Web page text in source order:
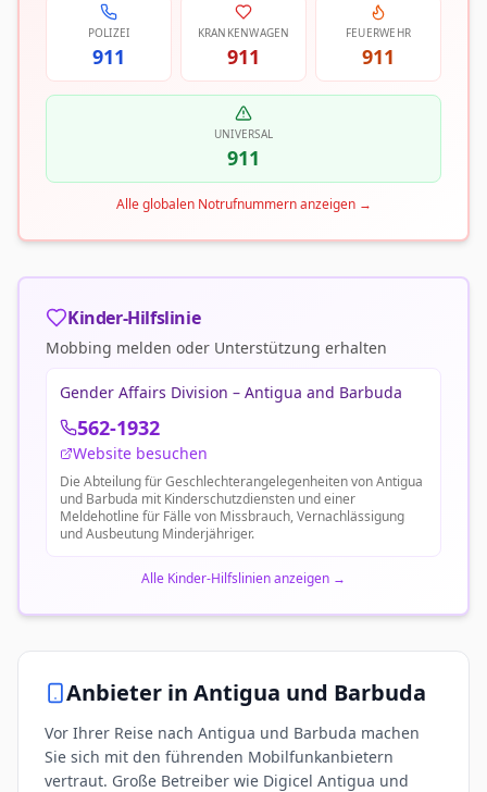
POLIZEI
911
KRANKENWAGEN
911
FEUERWEHR
911
UNIVERSAL
911
Alle globalen Notrufnummern anzeigen→
Kinder-Hilfslinie
Mobbing melden oder Unterstützung erhalten
Gender Affairs Division – Antigua and Barbuda
562-1932
Website besuchen
Die Abteilung für Geschlechterangelegenheiten von Antigua
und Barbuda mit Kinderschutzdiensten und einer
Meldehotline für Fälle von Missbrauch, Vernachlässigung
und Ausbeutung Minderjähriger.
Alle Kinder-Hilfslinien anzeigen →
Anbieter in Antigua und Barbuda
Vor Ihrer Reise nach Antigua und Barbuda machen
Sie sich mit den führenden Mobilfunkanbietern
vertraut. Große Betreiber wie Digicel Antigua und